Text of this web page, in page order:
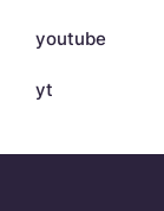
youtube
yt